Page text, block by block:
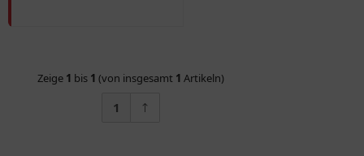
Zeige 1 bis 1 (von insgesamt 1 Artikeln)
1